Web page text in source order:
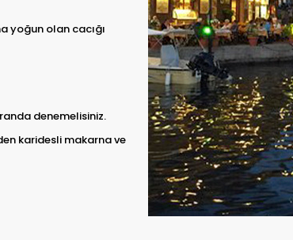
yoğun olan cacığı
denemelisiniz.
karidesli makarna ve